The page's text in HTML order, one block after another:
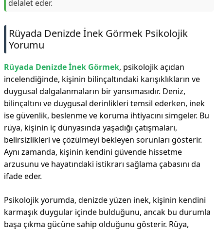
delalet eder.
Rüyada Denizde İnek Görmek Psikolojik
Yorumu
Rüyada Denizde İnek Görmek, psikolojik açıdan
incelendiğinde, kişinin bilinçaltındaki karışıklıkların ve
duygusal dalgalanmaların bir yansımasıdır. Deniz,
bilinçaltını ve duygusal derinlikleri temsil ederken, inek
ise güvenlik, beslenme ve koruma ihtiyacını simgeler. Bu
rüya, kişinin iç dünyasında yaşadığı çatışmaları,
belirsizlikleri ve çözülmeyi bekleyen sorunları gösterir.
Aynı zamanda, kişinin kendini güvende hissetme
arzusunu ve hayatındaki istikrarı sağlama çabasını da
ifade eder.
Psikolojik yorumda, denizde yüzen inek, kişinin kendini
karmaşık duygular içinde bulduğunu, ancak bu durumla
başa çıkma gücüne sahip olduğunu gösterir. Rüya,